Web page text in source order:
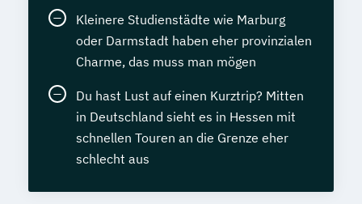
Kleinere Studienstädte wie Marburg
oder Darmstadt haben eher provinzialen
Charme, das muss man mögen
Du hast Lust auf einen Kurztrip? Mitten
in Deutschland sieht es in Hessen mit
schnellen Touren an die Grenze eher
schlecht aus